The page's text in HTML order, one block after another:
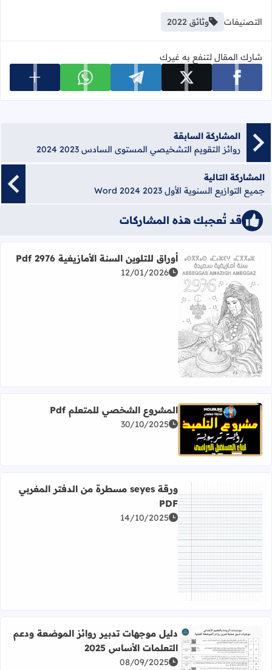
التصنيفات وثائق 2022
شارك المقال لتنفع به غيرك
شارك على facebook شارك على x شارك على telegram شارك على whatsapp عرض
المشاركة السابقة
روائز التقويم التشخيصي المستوى السادس 2023 2024
المشاركة التالية
جميع التوازيع السنوية الأول 2023 2024 Word
قد تُعجبك هذه المشاركات
اقرأ المزيد عن أوراق للتلوين السنة الأمازيغية 2976 Pdf
أوراق للتلوين السنة الأمازيغية 2976 Pdf
12/01/2026
اقرأ المزيد عن المشروع الشخصي للمتعلم Pdf
المشروع الشخصي للمتعلم Pdf
30/10/2025
اقرأ المزيد عن ورقة seyes مسطرة من الدفتر المغربي PDF
ورقة seyes مسطرة من الدفتر المغربي
PDF
14/10/2025
دليل موجهات تدبير روائز الموضعة ودعم
التعلمات الأساس 2025
08/09/2025